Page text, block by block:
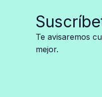
su
vida
de
lujos
Te avisaremos
mejor.